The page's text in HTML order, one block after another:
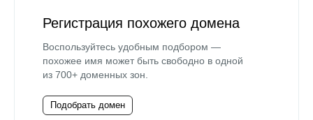
Регистрация похожего домена
Воспользуйтесь удобным подбором —
похожее имя может быть свободно в одной
из 700+ доменных зон.
Подобрать домен